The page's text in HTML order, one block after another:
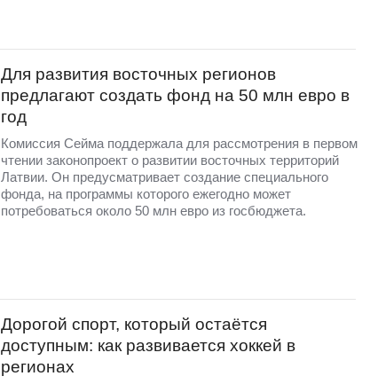
Для развития восточных регионов
предлагают создать фонд на 50 млн евро в
год
Комиссия Сейма поддержала для рассмотрения в первом
чтении законопроект о развитии восточных территорий
Латвии. Он предусматривает создание специального
фонда, на программы которого ежегодно может
потребоваться около 50 млн евро из госбюджета.
Дорогой спорт, который остаётся
доступным: как развивается хоккей в
регионах